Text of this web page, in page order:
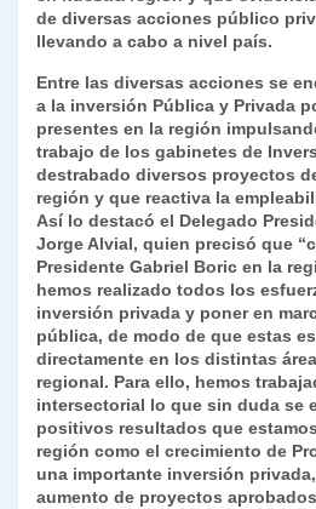
p
o
k
n
dl
y
tir
de diversas acciones público
llevando a cabo a nivel país.
Entre las diversas acciones se
a la inversión Pública y Privada
presentes en la región
trabajo de los gabinetes de
destrabado diversos proyectos
región y que reactiva la
Así lo destacó el Delegado
Jorge Alvial, quien precisó que
Presidente Gabriel Boric en la
hemos realizado todos los
inversión privada y poner en
pública, de modo de que estas
directamente en los distintas
regional. Para ello, hemos
intersectorial lo que sin duda se
positivos resultados que
región como el crecimiento de
una importante inversión
aumento de proyectos